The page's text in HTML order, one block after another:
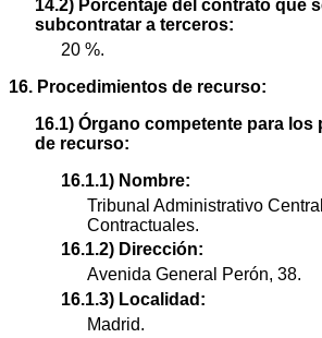
14.2) Porcentaje del contrato que
subcontratar a terceros:
20 %.
16. Procedimientos de recurso:
16.1) Órgano competente para
de recurso:
16.1.1) Nombre:
Tribunal Administrativo
Contractuales.
16.1.2) Dirección:
Avenida General Perón, 38.
16.1.3) Localidad:
Madrid.